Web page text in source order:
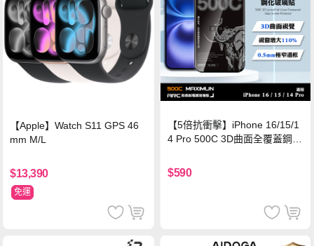
【Apple】Watch S11 GPS 46
mm M/L
$13,390
免運
【5倍抗衝擊】iPhone 16/15/1
4 Pro 500C 3D曲面全覆蓋鋼化
保護貼
$590